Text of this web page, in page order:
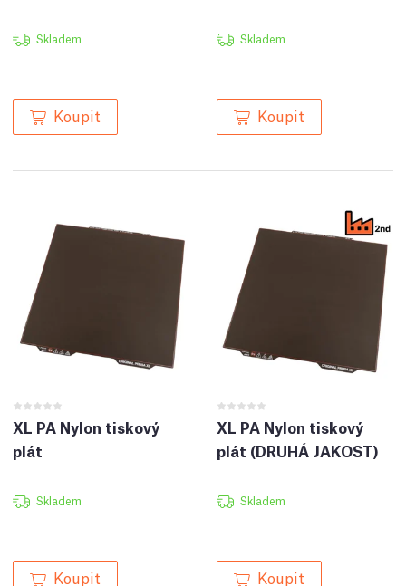
Skladem
Koupit
Skladem
Koupit
XL PA Nylon tiskový
plát
Skladem
Koupit
XL PA Nylon tiskový
plát (DRUHÁ JAKOST)
Skladem
Koupit